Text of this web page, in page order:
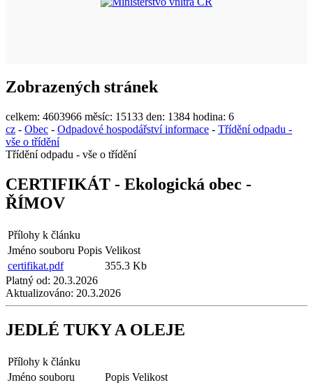
Zobrazených stránek
celkem: 4603966 měsíc: 15133 den: 1384 hodina: 6
cz - Obec - Odpadové hospodářství informace - Třídění odpadu -
vše o třídění
Třídění odpadu - vše o třídění
CERTIFIKÁT - Ekologická obec -
ŘÍMOV
Přílohy k článku
Jméno souboru Popis Velikost
certifikat.pdf
355.3 Kb
Platný od: 20.3.2026
Aktualizováno: 20.3.2026
JEDLÉ TUKY A OLEJE
Přílohy k článku
Jméno souboru
Popis Velikost